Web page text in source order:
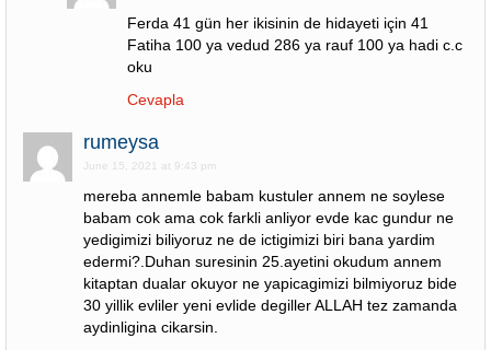
Ferda 41 gün her ikisinin de hidayeti için 41
Fatiha 100 ya vedud 286 ya rauf 100 ya hadi c.c
oku
Cevapla
rumeysa
June 15, 2021 at 9:43 pm
mereba annemle babam kustuler annem ne soylese
babam cok ama cok farkli anliyor evde kac gundur ne
yedigimizi biliyoruz ne de ictigimizi biri bana yardim
edermi?.Duhan suresinin 25.ayetini okudum annem
kitaptan dualar okuyor ne yapicagimizi bilmiyoruz bide
30 yillik evliler yeni evlide degiller ALLAH tez zamanda
aydinligina cikarsin.